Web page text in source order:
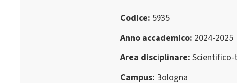
Codice 5935
Anno accademico 2024-2025
Area disciplinare
Campus Bologna